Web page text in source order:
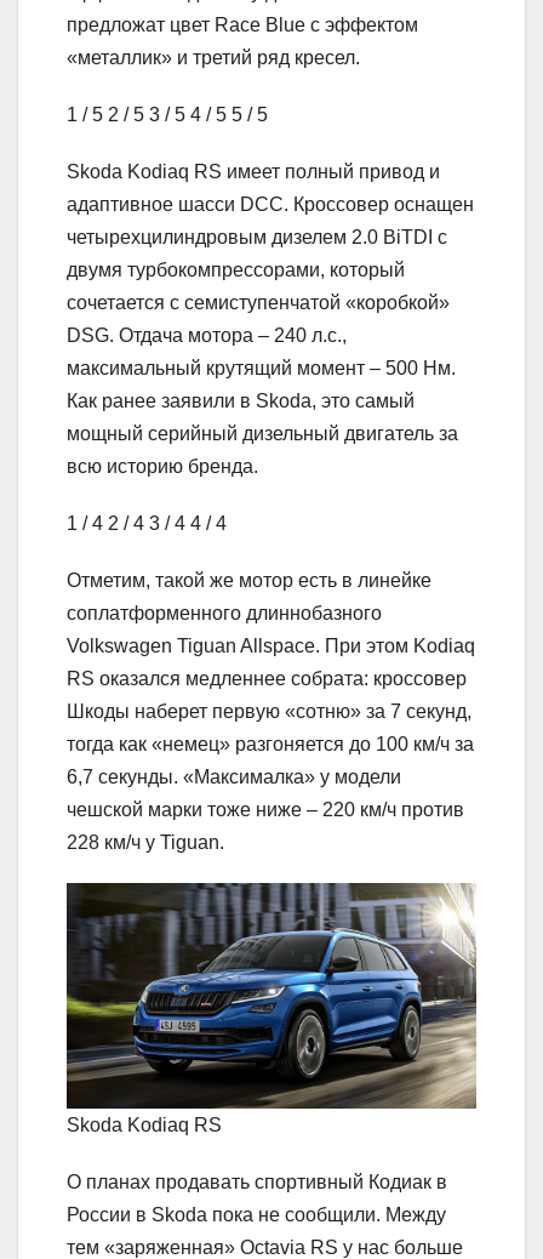
предложат цвет Race Blue с эффектом
«металлик» и третий ряд кресел.
1 / 5 2 / 5 3 / 5 4 / 5 5 / 5
Skoda Kodiaq RS имеет полный привод и
адаптивное шасси DCC. Кроссовер оснащен
четырехцилиндровым дизелем 2.0 BiTDI с
двумя турбокомпрессорами, который
сочетается с семиступенчатой «коробкой»
DSG. Отдача мотора – 240 л.с.,
максимальный крутящий момент – 500 Нм.
Как ранее заявили в Skoda, это самый
мощный серийный дизельный двигатель за
всю историю бренда.
1 / 4 2 / 4 3 / 4 4 / 4
Отметим, такой же мотор есть в линейке
соплатформенного длиннобазного
Volkswagen Tiguan Allspace. При этом Kodiaq
RS оказался медленнее собрата: кроссовер
Шкоды наберет первую «сотню» за 7 секунд,
тогда как «немец» разгоняется до 100 км/ч за
6,7 секунды. «Максималка» у модели
чешской марки тоже ниже – 220 км/ч против
228 км/ч у Tiguan.
Skoda Kodiaq RS
О планах продавать спортивный Кодиак в
России в Skoda пока не сообщили. Между
тем «заряженная» Octavia RS у нас больше